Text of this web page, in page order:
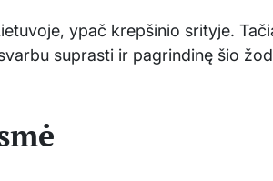
ypač krepšinio srityje.
suprasti ir pagrindinę šio